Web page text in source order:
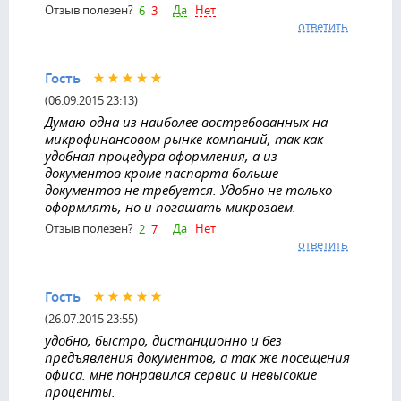
Отзыв полезен? 6 3 Да Нет
ответить
Гость
(06.09.2015 23:13)
Думаю одна из наиболее востребованных на
микрофинансовом рынке компаний, так как
удобная процедура оформления, а из
документов кроме паспорта больше
документов не требуется. Удобно не только
оформлять, но и погашать микрозаем.
Отзыв полезен? 2 7 Да Нет
ответить
Гость
(26.07.2015 23:55)
удобно, быстро, дистанционно и без
предъявления документов, а так же посещения
офиса. мне понравился сервис и невысокие
проценты.